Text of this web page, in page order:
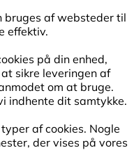
bruges af websteder til
effektiv.
på din enhed,
sikre leveringen af
om at bruge.
indhente dit samtykke.
af cookies. Nogle
der vises på vores